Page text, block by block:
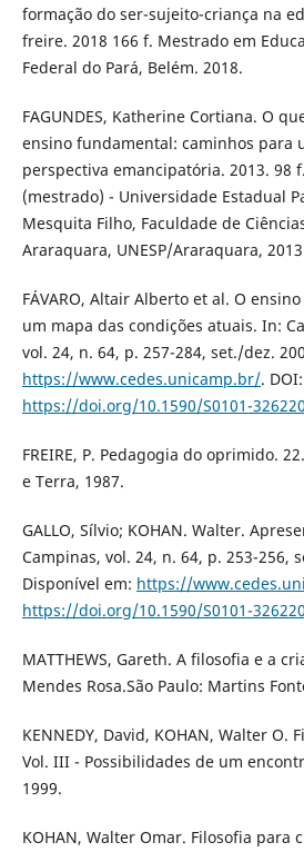
formação do ser-sujeito-criança na
freire. 2018 166 f. Mestrado em
Federal do Pará, Belém. 2018.
FAGUNDES, Katherine Cortiana. O
ensino fundamental: caminhos para
perspectiva emancipatória. 2013. 98
(mestrado) - Universidade Estadual
Mesquita Filho, Faculdade de
Araraquara, UNESP/Araraquara,
FÁVARO, Altair Alberto et al. O
um mapa das condições atuais. In:
vol. 24, n. 64, p. 257-284, set./dez.
https://www.cedes.unicamp.br/. DOI:
https://doi.org/10.1590/S0101-
FREIRE, P. Pedagogia do oprimido.
e Terra, 1987.
GALLO, Sílvio; KOHAN. Walter.
Campinas, vol. 24, n. 64, p. 253-256,
Disponível em: https://
https://doi.org/10.1590/S0101-
MATTHEWS, Gareth. A filosofia e a
Mendes Rosa.São Paulo: Martins
KENNEDY, David, KOHAN, Walter O.
Vol. III - Possibilidades de um
1999.
KOHAN, Walter Omar. Filosofia para